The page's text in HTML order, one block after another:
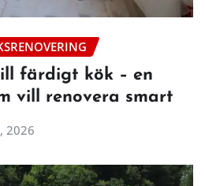
färdigt kök – en
vill renovera smart
2026